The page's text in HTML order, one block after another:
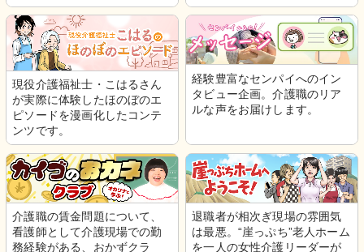
現役介護福祉士・こはるさん
が実際に体験したほのぼのエ
ピソードを漫画化したコンテ
ンツです。
経験豊富なセンパイへのイン
タビュー企画。介護職のリア
ルな声をお届けします。
介護職の賃金問題について、
看護師として介護現場での勤
務経験がある、おかずクラ
退職者が相次ぎ現場の雰囲気
は最悪。“崖っぷち”老人ホーム
を一人の女性介護リーダーが